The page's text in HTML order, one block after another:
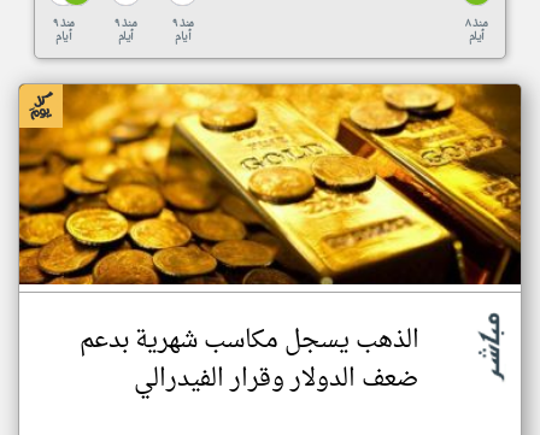
منذ ٩
أيام
منذ ٩
أيام
منذ ٩
أيام
منذ ٨
أيام
الذهب يسجل مكاسب شهرية بدعم
ضعف الدولار وقرار الفيدرالي